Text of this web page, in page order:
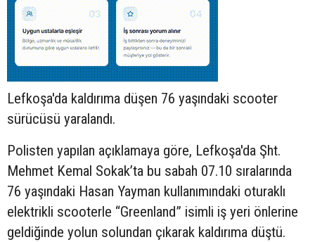
Lefkoşa'da kaldırıma düşen 76 yaşındaki scooter
sürücüsü yaralandı.
Polisten yapılan açıklamaya göre, Lefkoşa'da Şht.
Mehmet Kemal Sokak’ta bu sabah 07.10 sıralarında
76 yaşındaki Hasan Yayman kullanımındaki oturaklı
elektrikli scooterle “Greenland” isimli iş yeri önlerine
geldiğinde yolun solundan çıkarak kaldırıma düştü.